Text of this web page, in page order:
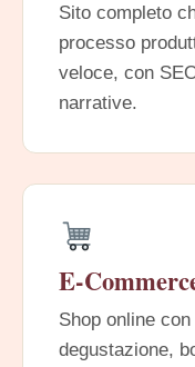
Sito completo
processo
veloce, con
narrative.
E-
Shop online
degustazione,